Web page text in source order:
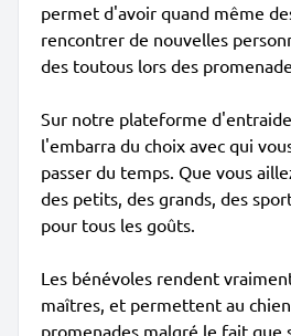
permet d'avoir quand même
rencontrer de nouvelles
des toutous lors des
Sur notre plateforme
l'embarra du choix avec qui
passer du temps. Que vous
des petits, des grands, des
pour tous les goûts.
Les bénévoles rendent
maîtres, et permettent au
promenades malgré le fait que